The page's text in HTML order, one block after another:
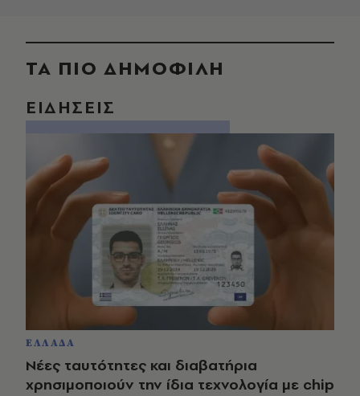
ΤΑ ΠΙΟ ΔΗΜΟΦΙΛΗ
ΕΙΔΗΣΕΙΣ
ΕΛΛΑΔΑ
Νέες ταυτότητες και διαβατήρια
χρησιμοποιούν την ίδια τεχνολογία με chip